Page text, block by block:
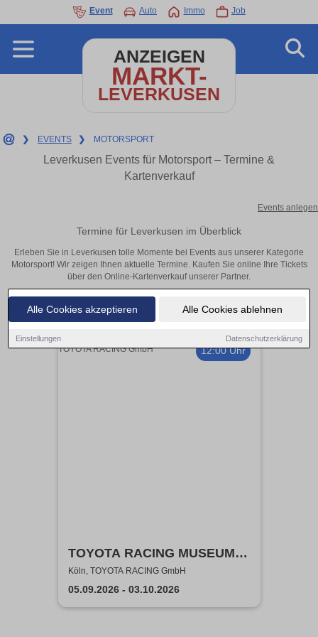
Alle Cookies akzeptieren Alle Cookies ablehnen
Einstellungen Datenschutzerklärung
Event Auto Immo Job
ANZEIGEN
MARKT-
LEVERKUSEN
❯ EVENTS ❯ MOTORSPORT
Leverkusen Events für Motorsport – Termine &
Kartenverkauf
Events anlegen
Termine für Leverkusen im Überblick
Erleben Sie in Leverkusen tolle Momente bei Events aus unserer Kategorie
Motorsport! Wir zeigen Ihnen aktuelle Termine. Kaufen Sie online Ihre Tickets
über den Online-Kartenverkauf unserer Partner.
12:00 Uhr
TOYOTA RACING MUSEUM
TOURS
Köln, TOYOTA RACING GmbH
05.09.2026 - 03.10.2026